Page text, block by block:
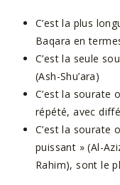
C’est la plus
Baqara en
C’est la seule
(Ash-Shu’ara)
C’est la sourate
répété, avec
C’est la sourate
puissant » (Al-
Rahim), sont le